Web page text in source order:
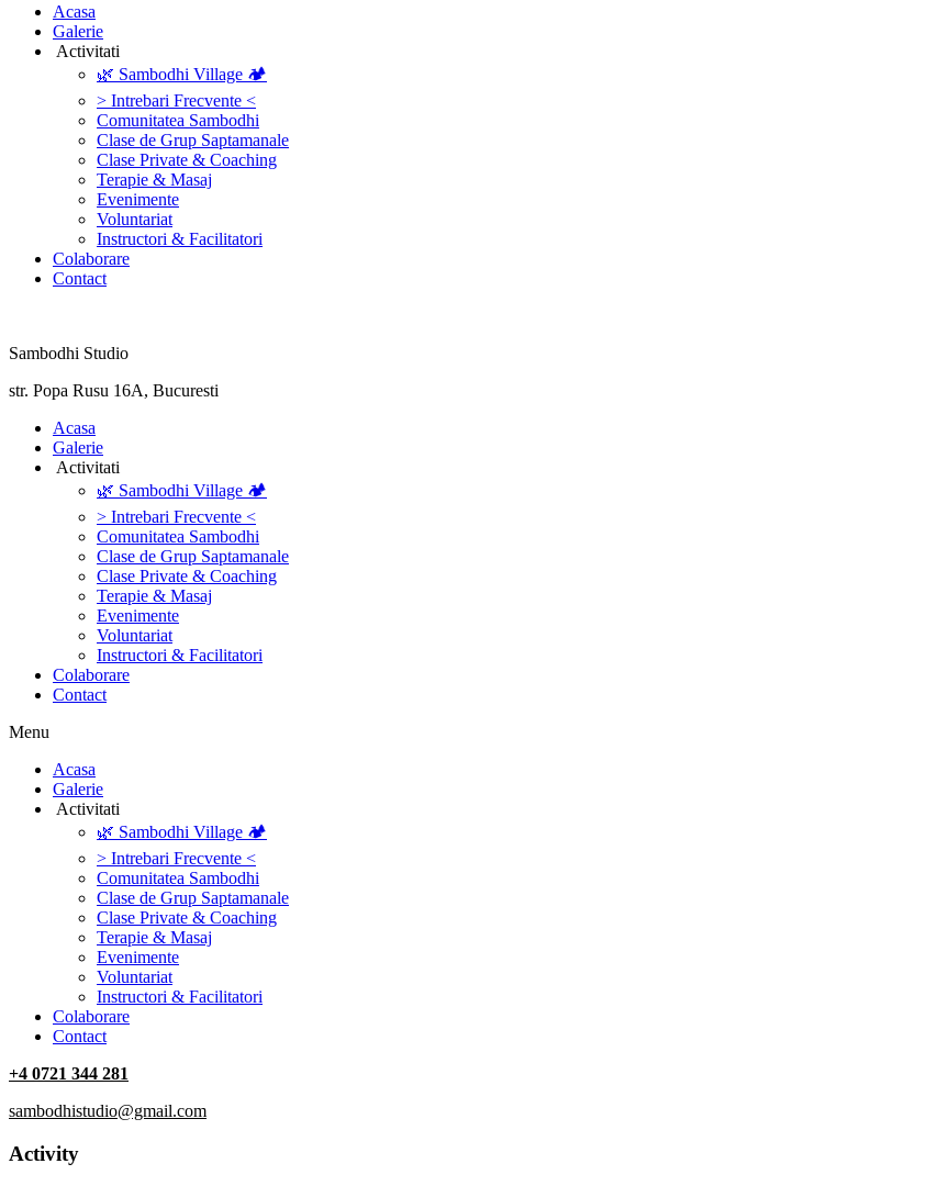
‎Acasa
Galerie
‎ ‎Activitati‎
🌿 Sambodhi Village 🏕️
> Intrebari Frecvente <
Comunitatea Sambodhi
Clase de Grup Saptamanale
Clase Private & Coaching
Terapie & Masaj
‎Evenimente
Voluntariat
‏‏‎Instructori & Facilitatori
Colaborare
Contact
Sambodhi Studio
str. Popa Rusu 16A, Bucuresti
‎Acasa
Galerie
‎ ‎Activitati‎
🌿 Sambodhi Village 🏕️
> Intrebari Frecvente <
Comunitatea Sambodhi
Clase de Grup Saptamanale
Clase Private & Coaching
Terapie & Masaj
‎Evenimente
Voluntariat
‏‏‎Instructori & Facilitatori
Colaborare
Contact
Menu
‎Acasa
Galerie
‎ ‎Activitati‎
🌿 Sambodhi Village 🏕️
> Intrebari Frecvente <
Comunitatea Sambodhi
Clase de Grup Saptamanale
Clase Private & Coaching
Terapie & Masaj
‎Evenimente
Voluntariat
‏‏‎Instructori & Facilitatori
Colaborare
Contact
+4 0721 344 281
sambodhistudio@gmail.com
Activity